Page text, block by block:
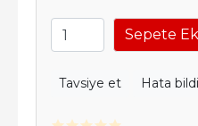
Sepete
Tavsiye et Hata